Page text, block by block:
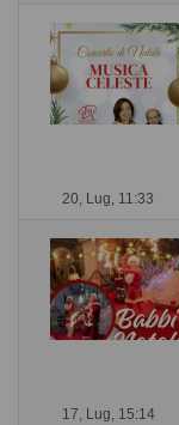
20, Lug, 11:33
17, Lug, 15:14